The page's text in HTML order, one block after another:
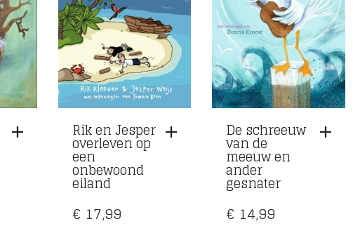
Rik en Jesper
overleven op
een
onbewoond
eiland
€ 17,99
De schreeuw
van de
meeuw en
ander
gesnater
€ 14,99